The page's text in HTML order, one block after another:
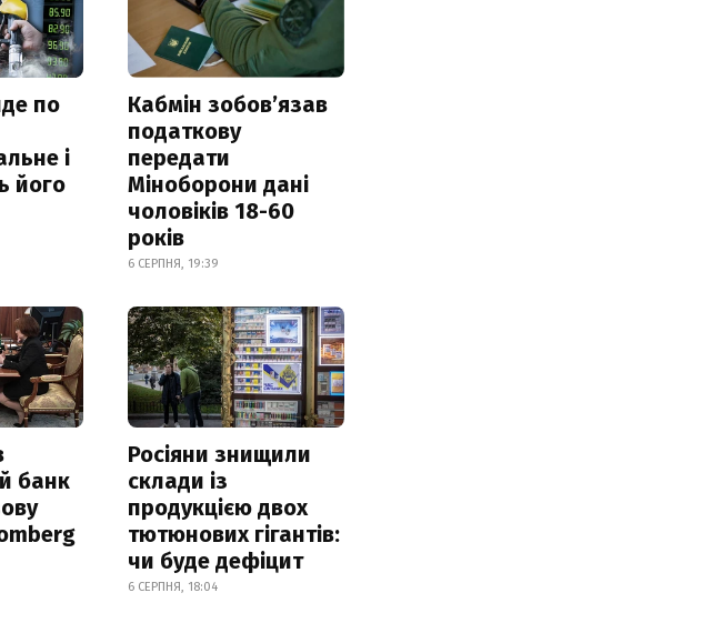
по
і
його
Кабмін зобовʼязав
податкову
передати
Міноборони дані
чоловіків 18-60
років
6 СЕРПНЯ, 19:39
банк
Росіяни знищили
склади із
продукцією двох
тютюнових гігантів:
чи буде дефіцит
6 СЕРПНЯ, 18:04